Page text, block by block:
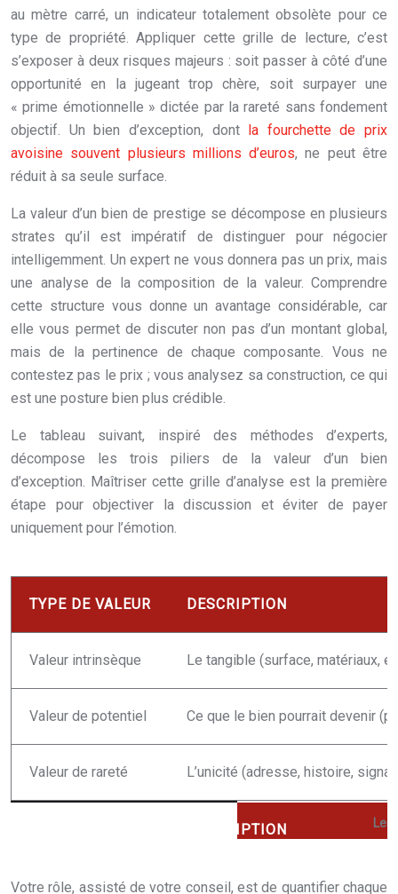
au mètre carré, un indicateur totalement obsolète pour ce
type de propriété. Appliquer cette grille de lecture, c’est
s’exposer à deux risques majeurs : soit passer à côté d’une
opportunité en la jugeant trop chère, soit surpayer une
« prime émotionnelle » dictée par la rareté sans fondement
objectif. Un bien d’exception, dont la fourchette de prix
avoisine souvent plusieurs millions d’euros, ne peut être
réduit à sa seule surface.
La valeur d’un bien de prestige se décompose en plusieurs
strates qu’il est impératif de distinguer pour négocier
intelligemment. Un expert ne vous donnera pas un prix, mais
une analyse de la composition de la valeur. Comprendre
cette structure vous donne un avantage considérable, car
elle vous permet de discuter non pas d’un montant global,
mais de la pertinence de chaque composante. Vous ne
contestez pas le prix ; vous analysez sa construction, ce qui
est une posture bien plus crédible.
Le tableau suivant, inspiré des méthodes d’experts,
décompose les trois piliers de la valeur d’un bien
d’exception. Maîtriser cette grille d’analyse est la première
étape pour objectiver la discussion et éviter de payer
uniquement pour l’émotion.
Les
TYPE DE VALEUR DESCRIPTION
Valeur intrinsèque Le tangible (surface, matériaux,
Valeur de potentiel Ce que le bien pourrait devenir
Valeur de rareté L’unicité (adresse, histoire,
Votre rôle, assisté de votre conseil, est de quantifier chaque